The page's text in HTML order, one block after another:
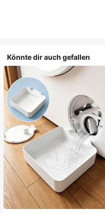
Könnte dir auch gefallen